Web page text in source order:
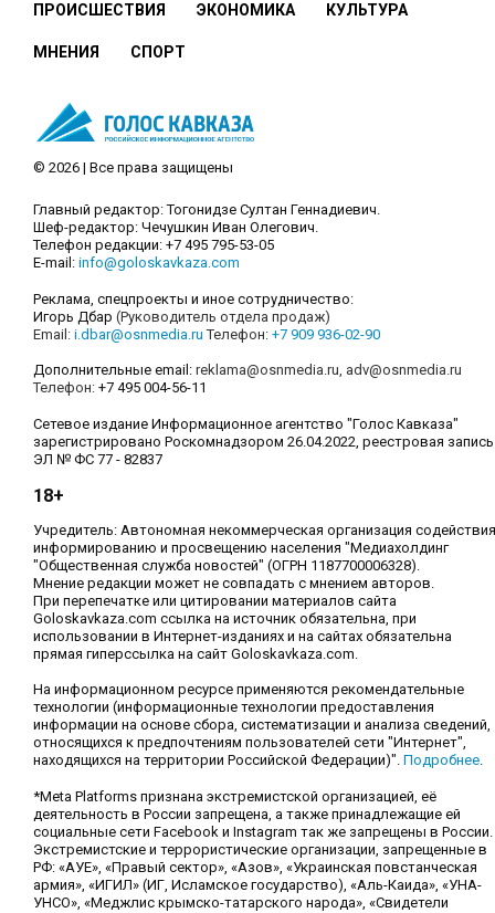
ПРОИСШЕСТВИЯ ЭКОНОМИКА КУЛЬТУРА
МНЕНИЯ СПОРТ
© 2026 | Все права защищены
Главный редактор: Тогонидзе Султан Геннадиевич.
Шеф-редактор: Чечушкин Иван Олегович.
Телефон редакции: +7 495 795-53-05
E-mail: info@goloskavkaza.com
Реклама, спецпроекты и иное сотрудничество:
Игорь Дбар (Руководитель отдела продаж)
Email: i.dbar@osnmedia.ru Телефон: +7 909 936-02-90
Дополнительные email: reklama@osnmedia.ru, adv@osnmedia.ru
Телефон: +7 495 004-56-11
Сетевое издание Информационное агентство "Голос Кавказа"
зарегистрировано Роскомнадзором 26.04.2022, реестровая запись
ЭЛ № ФС 77 - 82837
18+
Учредитель: Автономная некоммерческая организация содействия
информированию и просвещению населения "Медиахолдинг
"Общественная служба новостей" (ОГРН 1187700006328).
Мнение редакции может не совпадать с мнением авторов.
При перепечатке или цитировании материалов сайта
Goloskavkaza.com ссылка на источник обязательна, при
использовании в Интернет-изданиях и на сайтах обязательна
прямая гиперссылка на сайт Goloskavkaza.com.
На информационном ресурсе применяются рекомендательные
технологии (информационные технологии предоставления
информации на основе сбора, систематизации и анализа сведений,
относящихся к предпочтениям пользователей сети "Интернет",
находящихся на территории Российской Федерации)". Подробнее.
*Meta Platforms признана экстремистской организацией, её
деятельность в России запрещена, а также принадлежащие ей
социальные сети Facebook и Instagram так же запрещены в России.
Экстремистские и террористические организации, запрещенные в
РФ: «АУЕ», «Правый сектор», «Азов», «Украинская повстанческая
армия», «ИГИЛ» (ИГ, Исламское государство), «Аль-Каида», «УНА-
УНСО», «Меджлис крымско-татарского народа», «Свидетели